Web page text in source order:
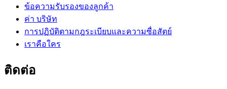
ข้อความรับรองของลูกค้า
ค่า บริษัท
การปฏิบัติตามกฎระเบียบและความซื่อสัตย์
เราคือใคร
ติดต่อ